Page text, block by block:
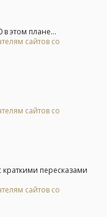
в этом плане...
сайтов со
сайтов со
краткими пересказами
сайтов со